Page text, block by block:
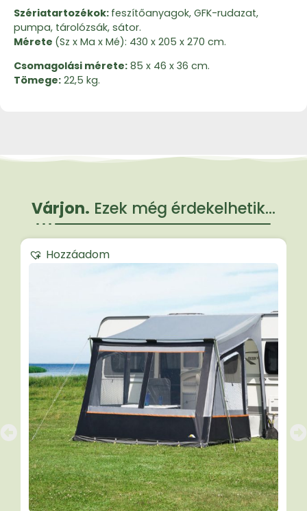
Szériatartozékok: feszítőanyagok, GFK-rudazat,
pumpa, tárolózsák, sátor.
Mérete (Sz x Ma x Mé): 430 x 205 x 270 cm.
Csomagolási mérete: 85 x 46 x 36 cm.
Tömege: 22,5 kg.
Várjon. Ezek még érdekelhetik...
Hozzáadom